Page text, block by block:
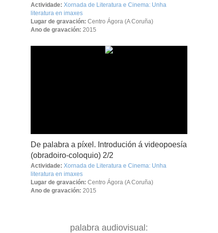
Actividade: Xornada de Literatura e Cinema: Unha
literatura en imaxes
Lugar de gravación: Centro Ágora (A Coruña)
Ano de gravación: 2015
De palabra a píxel. Introdución á videopoesía
(obradoiro-coloquio) 2/2
Actividade: Xornada de Literatura e Cinema: Unha
literatura en imaxes
Lugar de gravación: Centro Ágora (A Coruña)
Ano de gravación: 2015
palabra audiovisual: